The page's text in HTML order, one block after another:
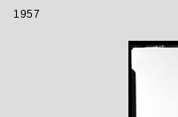
1957